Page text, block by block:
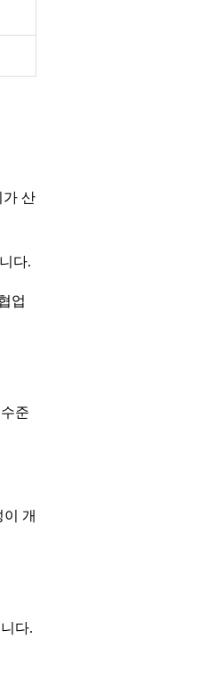
가 산
다.
업
준
개
다.